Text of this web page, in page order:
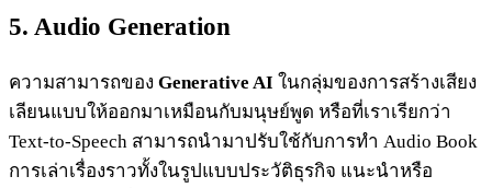
5. Audio Generation
ความสามารถของ Generative AI ในกลุ่มของการสร้างเสียง
เลียนแบบให้ออกมาเหมือนกับมนุษย์พูด หรือที่เราเรียกว่า
Text-to-Speech สามารถนำมาปรับใช้กับการทำ Audio Book
การเล่าเรื่องราวทั้งในรูปแบบประวัติธุรกิจ แนะนำหรือ